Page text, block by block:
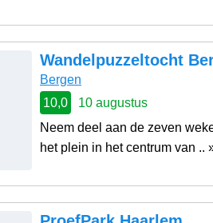
Wandelpuzzeltocht
Bergen
10,0
10 augustus
Neem deel aan de zeven
het plein in het centrum van ..